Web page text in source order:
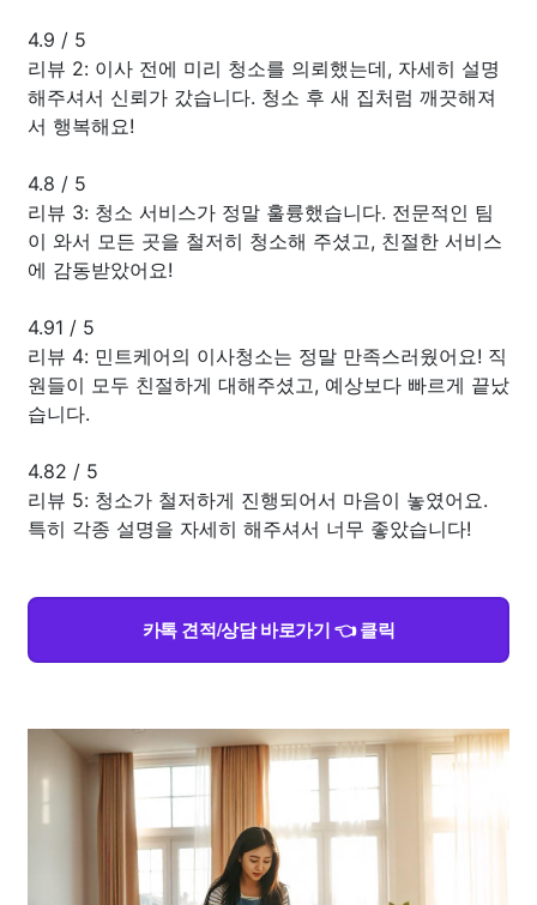
4.9 / 5
리뷰 2: 이사 전에 미리 청소를 의뢰했는데, 자세히 설명
해주셔서 신뢰가 갔습니다. 청소 후 새 집처럼 깨끗해져
서 행복해요!
4.8 / 5
리뷰 3: 청소 서비스가 정말 훌륭했습니다. 전문적인 팀
이 와서 모든 곳을 철저히 청소해 주셨고, 친절한 서비스
에 감동받았어요!
4.91 / 5
리뷰 4: 민트케어의 이사청소는 정말 만족스러웠어요! 직
원들이 모두 친절하게 대해주셨고, 예상보다 빠르게 끝났
습니다.
4.82 / 5
리뷰 5: 청소가 철저하게 진행되어서 마음이 놓였어요.
특히 각종 설명을 자세히 해주셔서 너무 좋았습니다!
카톡 견적/상담 바로가기 👈 클릭